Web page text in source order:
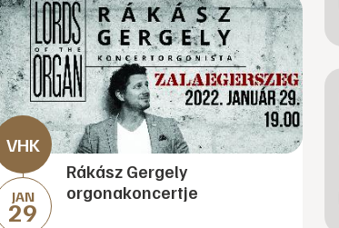
JAN
29
Rákász Gergely
orgonakoncertje